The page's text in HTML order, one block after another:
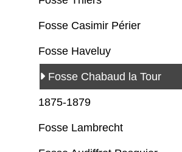
Fosse Casimir Périer
Fosse Haveluy
Fosse Chabaud la Tour
1875-1879
Fosse Lambrecht